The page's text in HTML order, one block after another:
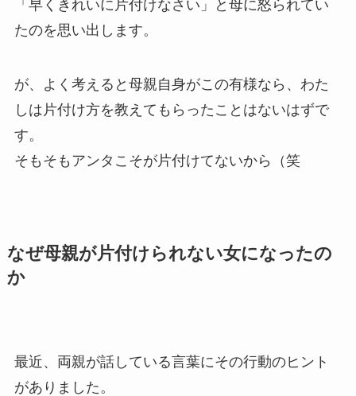
「早くきれいに片付けなさい」と母に怒られてい
たのを思い出します。
が、よく考えると母親自身がこの有様なら、わた
しは片付け方を教えてもらったことはないはずで
す。
そもそもアンタこそが片付けてないから（笑
なぜ母親が片付けられない女になったの
か
最近、両親が話している言葉にその行動のヒント
がありました。